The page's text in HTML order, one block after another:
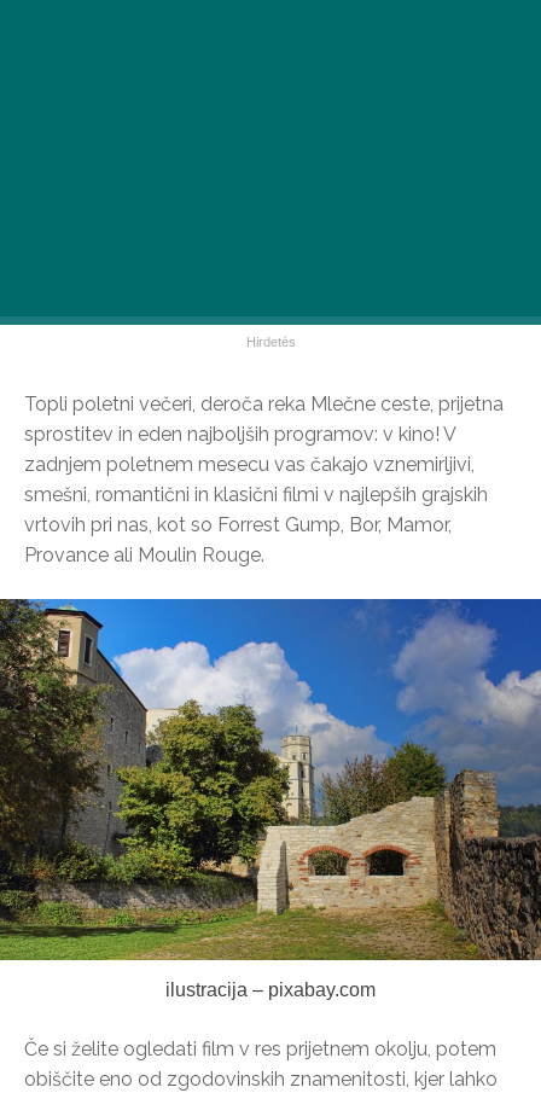
Topli poletni večeri, deroča reka Mlečne ceste, prijetna
sprostitev in eden najboljših programov: v kino! V
zadnjem poletnem mesecu vas čakajo vznemirljivi,
smešni, romantični in klasični filmi v najlepših grajskih
vrtovih pri nas, kot so Forrest Gump, Bor, Mamor,
Provance ali Moulin Rouge.
ilustracija – pixabay.com
Če si želite ogledati film v res prijetnem okolju, potem
obiščite eno od zgodovinskih znamenitosti, kjer lahko